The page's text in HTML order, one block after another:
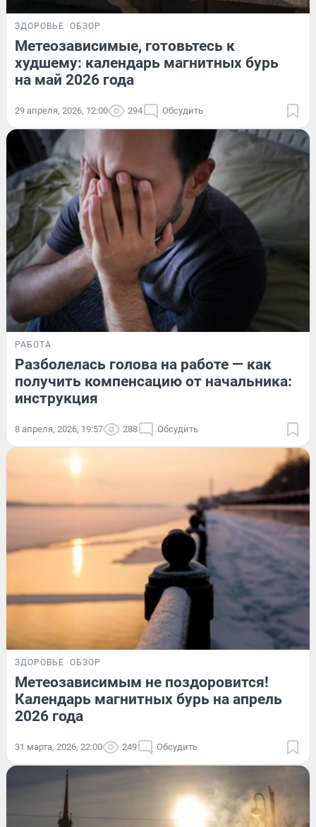
ЗДОРОВЬЕ ОБЗОР
Метеозависимые, готовьтесь к
худшему: календарь магнитных бурь
на май 2026 года
29 апреля, 2026, 12:00 294 Обсудить
РАБОТА
Разболелась голова на работе — как
получить компенсацию от начальника:
инструкция
8 апреля, 2026, 19:57 288 Обсудить
ЗДОРОВЬЕ ОБЗОР
Метеозависимым не поздоровится!
Календарь магнитных бурь на апрель
2026 года
31 марта, 2026, 22:00 249 Обсудить